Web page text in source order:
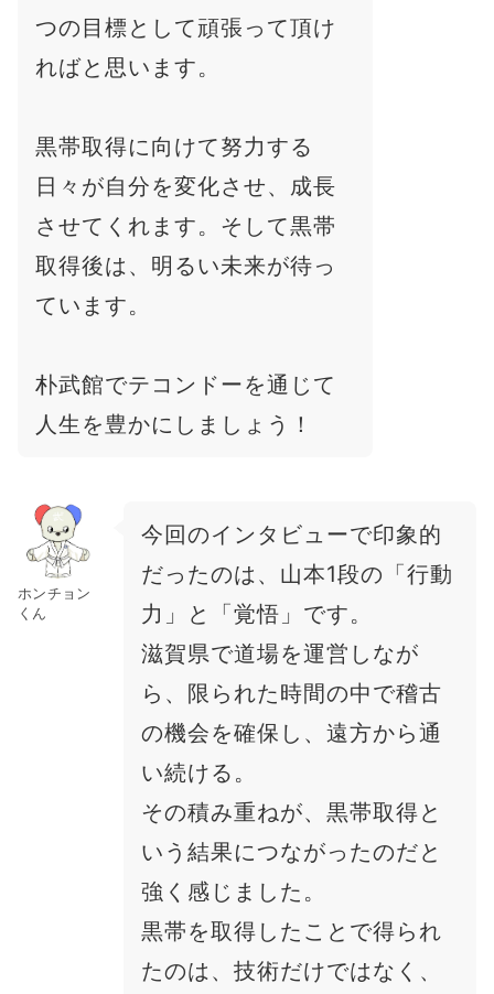
つの目標として頑張って頂け
ればと思います。
黒帯取得に向けて努力する
日々が自分を変化させ、成長
させてくれます。そして黒帯
取得後は、明るい未来が待っ
ています。
朴武館でテコンドーを通じて
人生を豊かにしましょう！
ホンチョン
くん
今回のインタビューで印象的
だったのは、山本1段の「行動
力」と「覚悟」です。
滋賀県で道場を運営しなが
ら、限られた時間の中で稽古
の機会を確保し、遠方から通
い続ける。
その積み重ねが、黒帯取得と
いう結果につながったのだと
強く感じました。
黒帯を取得したことで得られ
たのは、技術だけではなく、